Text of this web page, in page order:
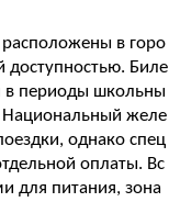
в горо
доступностью. Биле
в периоды школьны
Национальный желе
однако спец
оплаты. Вс
для питания, зона